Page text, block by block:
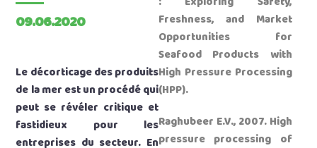
09.06.2020
Le décorticage des produits
de la mer est un procédé qui
peut se révéler critique et
fastidieux pour les
entreprises du secteur. En
Freshness, and Market
Opportunities for
Seafood Products with
High Pressure Processing
(HPP).
Raghubeer E.V., 2007. High
pressure processing of